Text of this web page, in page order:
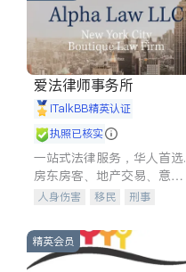
爱法律师事务所
iTalkBB精英认证
执照已核实
一站式法律服务，华人首选.
房东房客、地产交易、意外
伤害、车祸重伤、商业诉
建筑合同、刑事案件全包办
人身伤害 移民
刑事
信托/遗嘱
商业
索赔
律师-其它 保释
精英会员